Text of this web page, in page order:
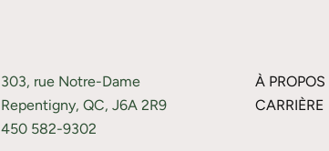
303, rue Notre-Dame
Repentigny, QC, J6A 2R9
450 582-9302
À PROPOS
CARRIÈRE